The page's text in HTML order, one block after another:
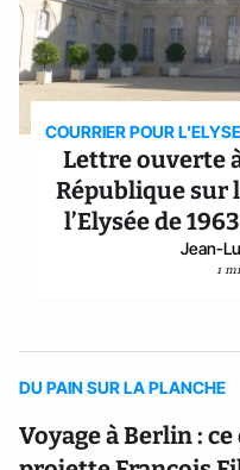
COURRIER POUR
Lettre ouverte
République sur
l’Elysée de
Jean-
1
DU PAIN SUR LA PLANCHE
Voyage à Berlin : ce